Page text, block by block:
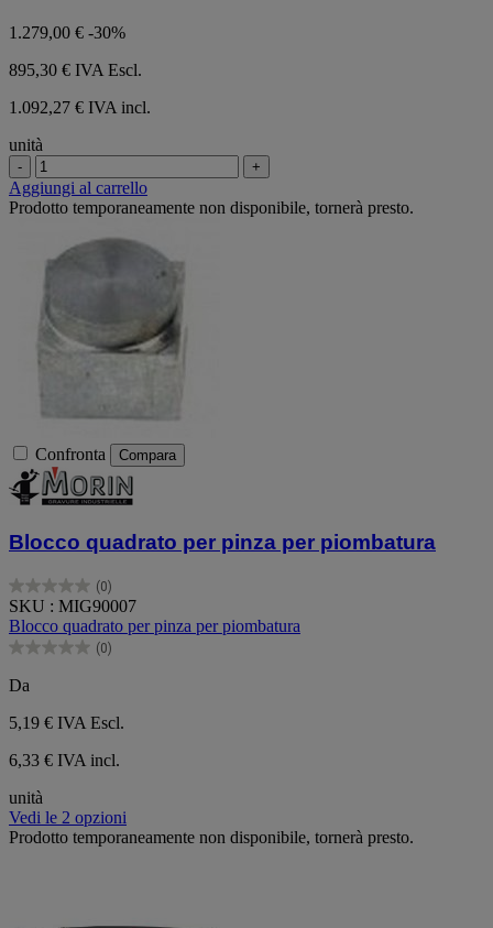
1.279,00 € -30%
895,30 € IVA Escl.
1.092,27 € IVA incl.
unità
- +
Aggiungi al carrello
Prodotto temporaneamente non disponibile, tornerà presto.
Confronta Compara
Blocco quadrato per pinza per piombatura
(0)
0.0
su
5
stelle.
SKU : MIG90007
Blocco quadrato per pinza per piombatura
(0)
0.0
su
5
stelle.
Da
5,19 € IVA Escl.
6,33 € IVA incl.
unità
Vedi le 2 opzioni
Prodotto temporaneamente non disponibile, tornerà presto.